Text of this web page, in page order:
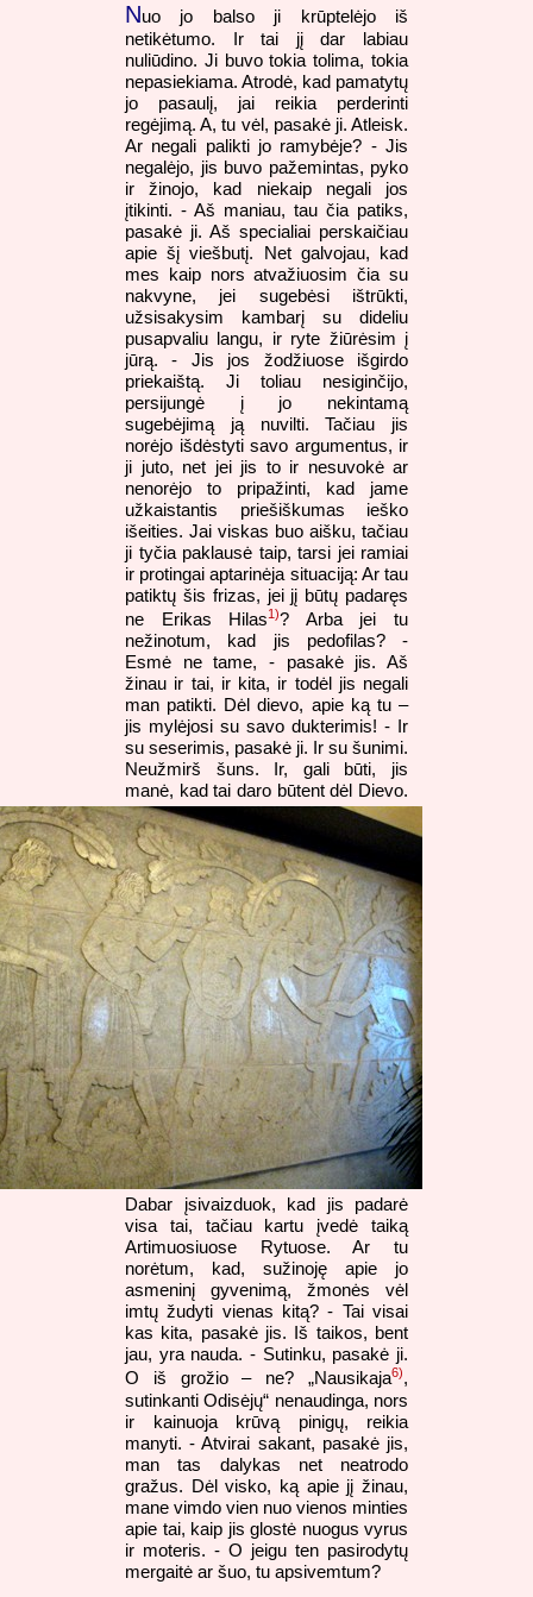
Nuo jo balso ji krūptelėjo iš
netikėtumo. Ir tai jį dar labiau
nuliūdino. Ji buvo tokia tolima, tokia
nepasiekiama. Atrodė, kad pamatytų
jo pasaulį, jai reikia perderinti
regėjimą. A, tu vėl, pasakė ji. Atleisk.
Ar negali palikti jo ramybėje? - Jis
negalėjo, jis buvo pažemintas, pyko
ir žinojo, kad niekaip negali jos
įtikinti. - Aš maniau, tau čia patiks,
pasakė ji. Aš specialiai perskaičiau
apie šį viešbutį. Net galvojau, kad
mes kaip nors atvažiuosim čia su
nakvyne, jei sugebėsi ištrūkti,
užsisakysim kambarį su dideliu
pusapvaliu langu, ir ryte žiūrėsim į
jūrą. - Jis jos žodžiuose išgirdo
priekaištą. Ji toliau nesiginčijo,
persijungė į jo nekintamą
sugebėjimą ją nuvilti. Tačiau jis
norėjo išdėstyti savo argumentus, ir
ji juto, net jei jis to ir nesuvokė ar
nenorėjo to pripažinti, kad jame
užkaistantis priešiškumas ieško
išeities. Jai viskas buo aišku, tačiau
ji tyčia paklausė taip, tarsi jei ramiai
ir protingai aptarinėja situaciją: Ar tau
patiktų šis frizas, jei jį būtų padaręs
ne Erikas Hilas1)? Arba jei tu
nežinotum, kad jis pedofilas? -
Esmė ne tame, - pasakė jis. Aš
žinau ir tai, ir kita, ir todėl jis negali
man patikti. Dėl dievo, apie ką tu –
jis mylėjosi su savo dukterimis! - Ir
su seserimis, pasakė ji. Ir su šunimi.
Neužmirš šuns. Ir, gali būti, jis
manė, kad tai daro būtent dėl Dievo.
Dabar įsivaizduok, kad jis padarė
visa tai, tačiau kartu įvedė taiką
Artimuosiuose Rytuose. Ar tu
norėtum, kad, sužinoję apie jo
asmeninį gyvenimą, žmonės vėl
imtų žudyti vienas kitą? - Tai visai
kas kita, pasakė jis. Iš taikos, bent
jau, yra nauda. - Sutinku, pasakė ji.
O iš grožio – ne? „Nausikaja6),
sutinkanti Odisėjų“ nenaudinga, nors
ir kainuoja krūvą pinigų, reikia
manyti. - Atvirai sakant, pasakė jis,
man tas dalykas net neatrodo
gražus. Dėl visko, ką apie jį žinau,
mane vimdo vien nuo vienos minties
apie tai, kaip jis glostė nuogus vyrus
ir moteris. - O jeigu ten pasirodytų
mergaitė ar šuo, tu apsivemtum?